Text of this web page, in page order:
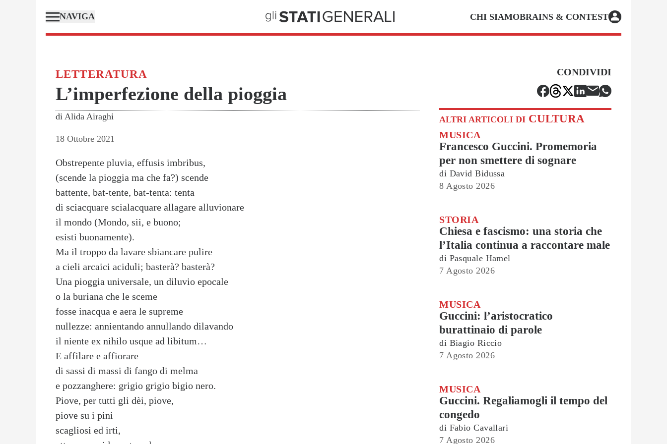
NAVIGA CHI SIAMOBRAINS & CONTEST
LETTERATURA
L’imperfezione della pioggia
di Alida Airaghi
18 Ottobre 2021
Obstrepente pluvia, effusis imbribus,
(scende la pioggia ma che fa?) scende
battente, bat-tente, bat-tenta: tenta
di sciacquare scialacquare allagare alluvionare
il mondo (Mondo, sii, e buono;
esisti buonamente).
Ma il troppo da lavare sbiancare pulire
a cieli arcaici aciduli; basterà? basterà?
Una pioggia universale, un diluvio epocale
o la buriana che le sceme
fosse inacqua e aera le supreme
nullezze: annientando annullando dilavando
il niente ex nihilo usque ad libitum…
E affilare e affiorare
di sassi di massi di fango di melma
e pozzanghere: grigio grigio bigio nero.
Piove, per tutti gli dèi, piove,
piove su i pini
scagliosi ed irti,
CONDIVIDI
ALTRI ARTICOLI DI CULTURA
MUSICA
Francesco Guccini. Promemoria
per non smettere di sognare
di David Bidussa
8 Agosto 2026
STORIA
Chiesa e fascismo: una storia che
l’Italia continua a raccontare male
di Pasquale Hamel
7 Agosto 2026
MUSICA
Guccini: l’aristocratico
burattinaio di parole
di Biagio Riccio
7 Agosto 2026
MUSICA
Guccini. Regaliamogli il tempo del
congedo
di Fabio Cavallari
7 Agosto 2026